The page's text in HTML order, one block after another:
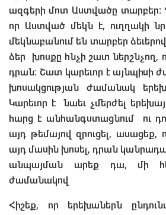
ազգերի մոտ Աստվածը տարբեր։
որ Աստված մեկն է, ուղղակի
մեկնաբանում են տարբեր
ձեր խոսքը հնչի շատ ներշնչող,
դրան։ Շատ կարեւոր է այնպիսի
խոսակցության ժամանակ
Կարեւոր է նաեւ չմերժել
հարց է անհանգստացնում ու
այդ թեմայով զրուցել, ասացեք,
այդ մասին խոսել, դրան
անպայման արեք դա, մի
ժամանակով
Հիշեք, որ երեխաներն